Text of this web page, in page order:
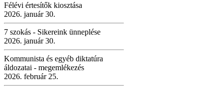
Félévi értesítők kiosztása
2026. január 30.
7 szokás - Sikereink ünneplése
2026. január 30.
Kommunista és egyéb diktatúra
áldozatai - megemlékezés
2026. február 25.